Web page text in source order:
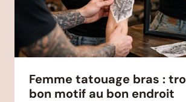
Femme tatouage bras :
bon motif au bon endroit